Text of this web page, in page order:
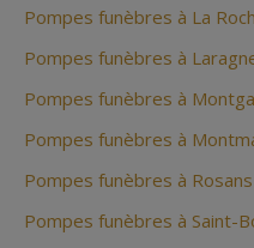
Pompes funèbres à La
Pompes funèbres à
Pompes funèbres à
Pompes funèbres à
Pompes funèbres à Rosans
Pompes funèbres à Saint-